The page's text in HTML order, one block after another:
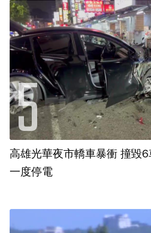
高雄光華夜市轎車暴衝 撞毀
一度停電